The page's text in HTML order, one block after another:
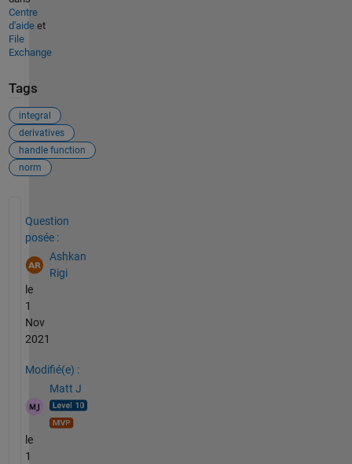
Centre
d'aideet
File
Exchange
Tags
integral
derivatives
handle function
norm
Question
posée :
Ashkan
Rigi
le
1
Nov
2021
Modifié(e) :
Matt J
le
1